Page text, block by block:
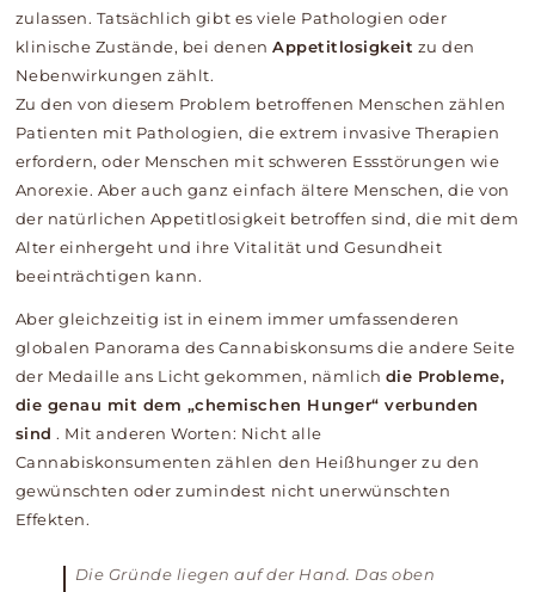
zulassen. Tatsächlich gibt es viele Pathologien oder
klinische Zustände, bei denenAppetitlosigkeit zu den
Nebenwirkungen zählt.
Zu den von diesem Problem betroffenen Menschen zählen
Patienten mit Pathologien, die extrem invasive Therapien
erfordern, oder Menschen mit schweren Essstörungen wie
Anorexie. Aber auch ganz einfach ältere Menschen, die von
der natürlichen Appetitlosigkeit betroffen sind, die mit dem
Alter einhergeht und ihre Vitalität und Gesundheit
beeinträchtigen kann.
Aber gleichzeitig ist in einem immer umfassenderen
globalen Panorama des Cannabiskonsums die andere Seite
der Medaille ans Licht gekommen, nämlich die Probleme,
die genau mit dem „chemischen Hunger“ verbunden
sind . Mit anderen Worten: Nicht alle
Cannabiskonsumenten zählen den Heißhunger zu den
gewünschten oder zumindest nicht unerwünschten
Effekten.
Die Gründe liegen auf der Hand. Das oben